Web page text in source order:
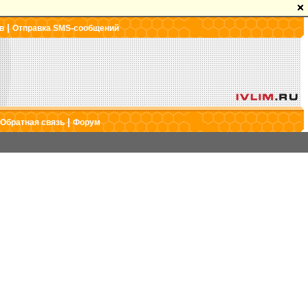
|Отправка SMS-сообщений
Обратная связь|Форум